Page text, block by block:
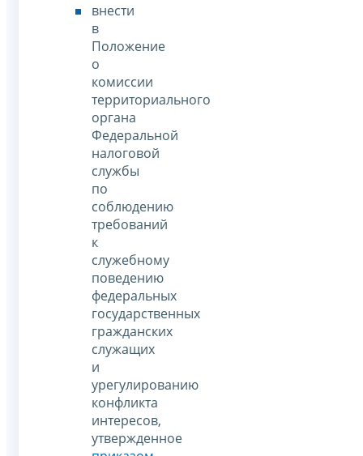
внести
в
Положение
о
комиссии
территориального
органа
Федеральной
налоговой
службы
по
соблюдению
требований
к
служебному
поведению
федеральных
государственных
гражданских
служащих
и
урегулированию
конфликта
интересов,
утвержденное